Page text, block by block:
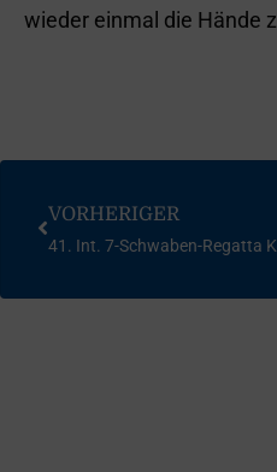
wieder einmal die Hände
VORHERIGER
41. Int. 7-Schwaben-Regatta